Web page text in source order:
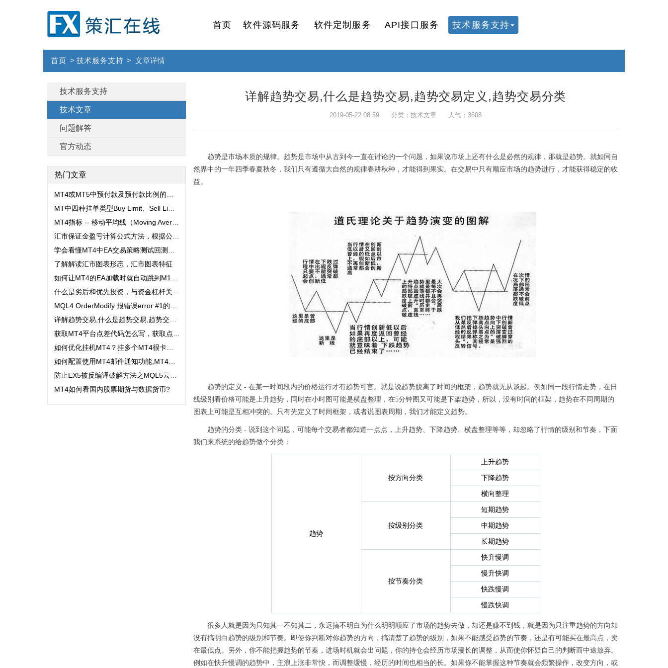
首页 软件源码服务 软件定制服务 API接口服务 技术服务支持
首页 > 技术服务支持 > 文章详情
技术服务支持
技术文章
问题解答
官方动态
热门文章
了解解读汇市图表形态，汇市图表特征
MT4如何看国内股票期货与数据货币?
详解趋势交易,什么是趋势交易,趋势交易定义,趋势交易分类
2019-05-22 08:59 分类：技术文章 人气：3608
趋势是市场本质的规律。趋势是市场中从古到今一直在讨论的一个问题，如果说市场上还有什么是必然的规律，那就是趋势。就如同自
然界中的一年四季春夏秋冬，我们只有遵循大自然的规律春耕秋种，才能得到果实。在交易中只有顺应市场的趋势进行，才能获得稳定的收
益。
趋势的定义 - 在某一时间段内的价格运行才有趋势可言。就是说趋势脱离了时间的框架，趋势就无从谈起。例如同一段行情走势，在日
线级别看价格可能是上升趋势，同时在小时图可能是横盘整理，在5分钟图又可能是下架趋势，所以，没有时间的框架，趋势在不同周期的
图表上可能是互相冲突的。只有先定义了时间框架，或者说图表周期，我们才能定义趋势。
趋势的分类 - 说到这个问题，可能每个交易者都知道一点点，上升趋势、下降趋势、横盘整理等等，却忽略了行情的级别和节奏，下面
我们来系统的给趋势做个分类：
趋势
按方向分类
上升趋势
下降趋势
横向整理
按级别分类
短期趋势
中期趋势
长期趋势
按节奏分类
快升慢调
慢升快调
快跌慢调
慢跌快调
很多人就是因为只知其一不知其二，永远搞不明白为什么明明顺应了市场的趋势去做，却还是赚不到钱，就是因为只注重趋势的方向却
没有搞明白趋势的级别和节奏。即使你判断对你趋势的方向，搞清楚了趋势的级别，如果不能感受趋势的节奏，还是有可能买在最高点，卖
在最低点。另外，你不能把握趋势的节奏，进场时机就会出问题，你的持仓会经历市场漫长的调整，从而使你怀疑自己的判断而中途放弃。
例如在快升慢调的趋势中，主浪上涨非常快，而调整缓慢，经历的时间也相当的长。如果你不能掌握这种节奏就会频繁操作，改变方向，或